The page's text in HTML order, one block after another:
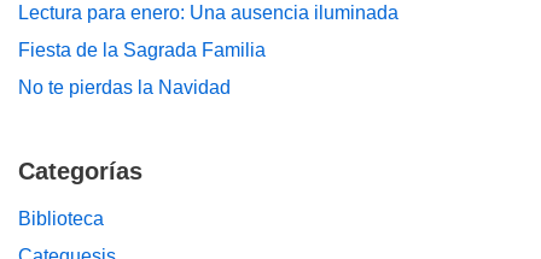
Lectura para enero: Una ausencia iluminada
Fiesta de la Sagrada Familia
No te pierdas la Navidad
Categorías
Biblioteca